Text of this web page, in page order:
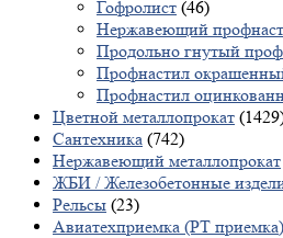
Гофролист (46)
Нержавеющий
Продольно гнутый
Профнастил
Профнастил
Цветной металлопрокат
Сантехника (742)
Нержавеющий металлопрокат
ЖБИ / Железобетонные
Рельсы (23)
Авиатехприемка (РТ приемка)